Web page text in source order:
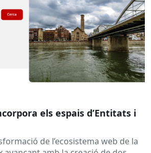
els espais d’Entitats i
de l’ecosistema web de la